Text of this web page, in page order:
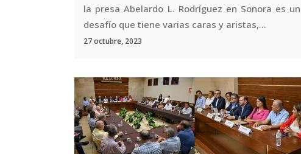
la presa Abelardo L. Rodríguez en Sonora es un
desafío que tiene varias caras y aristas,...
27 octubre, 2023